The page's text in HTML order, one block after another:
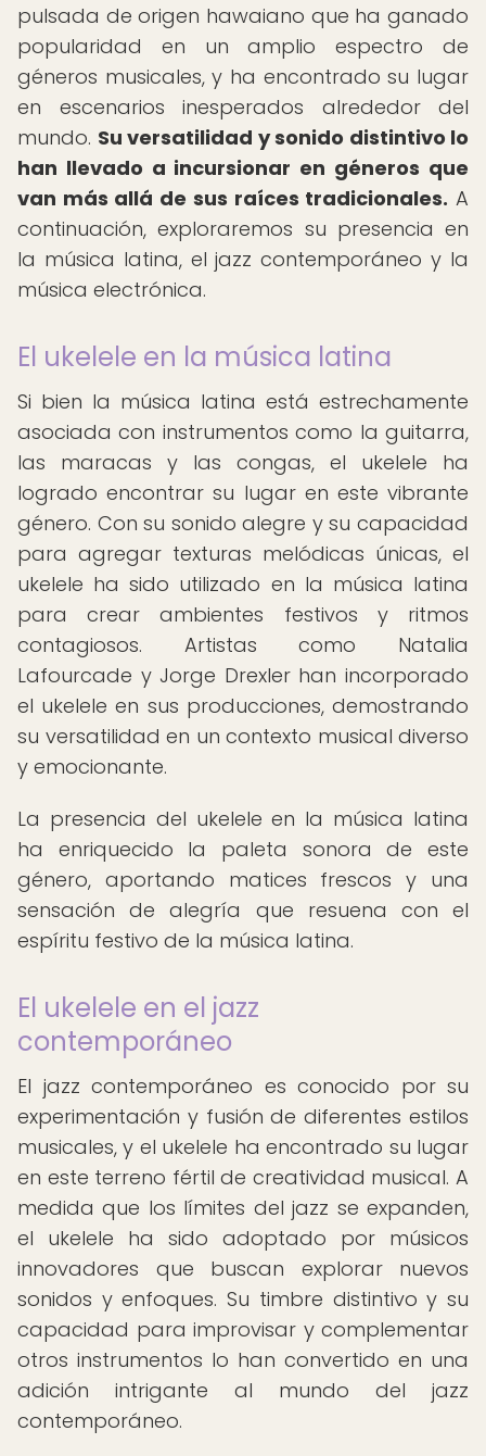
pulsada de origen hawaiano que ha ganado
popularidad en un amplio espectro de
géneros musicales, y ha encontrado su lugar
en escenarios inesperados alrededor del
mundo. Su versatilidad y sonido distintivo lo
han llevado a incursionar en géneros que
van más allá de sus raíces tradicionales. A
continuación, exploraremos su presencia en
la música latina, el jazz contemporáneo y la
música electrónica.
El ukelele en la música latina
Si bien la música latina está estrechamente
asociada con instrumentos como la guitarra,
las maracas y las congas, el ukelele ha
logrado encontrar su lugar en este vibrante
género. Con su sonido alegre y su capacidad
para agregar texturas melódicas únicas, el
ukelele ha sido utilizado en la música latina
para crear ambientes festivos y ritmos
contagiosos. Artistas como Natalia
Lafourcade y Jorge Drexler han incorporado
el ukelele en sus producciones, demostrando
su versatilidad en un contexto musical diverso
y emocionante.
La presencia del ukelele en la música latina
ha enriquecido la paleta sonora de este
género, aportando matices frescos y una
sensación de alegría que resuena con el
espíritu festivo de la música latina.
El ukelele en el jazz
contemporáneo
El jazz contemporáneo es conocido por su
experimentación y fusión de diferentes estilos
musicales, y el ukelele ha encontrado su lugar
en este terreno fértil de creatividad musical. A
medida que los límites del jazz se expanden,
el ukelele ha sido adoptado por músicos
innovadores que buscan explorar nuevos
sonidos y enfoques. Su timbre distintivo y su
capacidad para improvisar y complementar
otros instrumentos lo han convertido en una
adición intrigante al mundo del jazz
contemporáneo.